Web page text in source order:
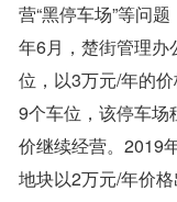
营“黑停车场”等问
年6月，楚街管理
位，以3万元/年的
9个车位，该停车场
价继续经营。2019
地块以2万元/年价